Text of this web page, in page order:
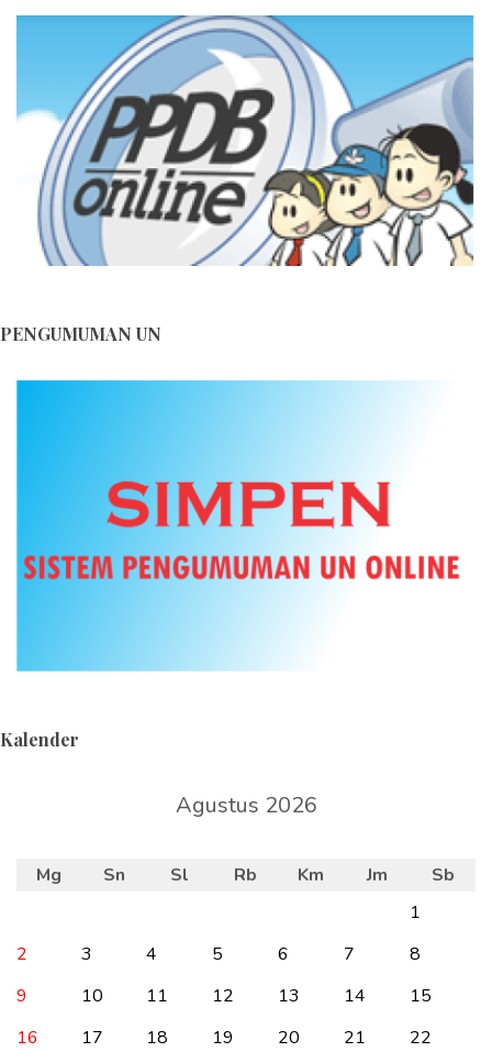
Tips Merayakan Pergantian Tahun Baru di Masa
Pandemi...
Tips Merayakan Pergantian Tahun Baru di Masa
Pandemi...
PENGUMUMAN UN
Kalender
Agustus 2026
Mg Sn Sl Rb Km Jm
Sb
1
2
3 4 5 6 7
8
9
10 11 12 13 14
15
16
17 18 19 20 21
22